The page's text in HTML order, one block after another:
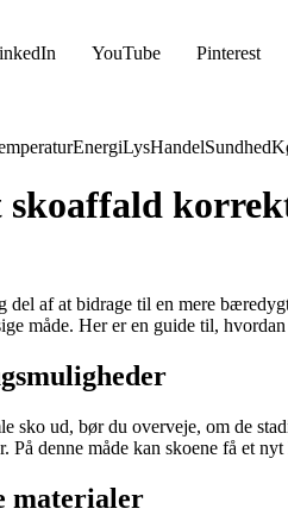
YouTube Pinterest
EnergiLysHandelSundhed
skoaffald
af at bidrage til en mere
måde. Her er en guide til,
sko ud, bør du overveje, om de
På denne måde kan skoene få et
materialer